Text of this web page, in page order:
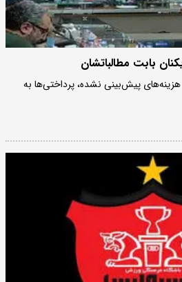
بابت مطالباتشان
پیش‌بینی نشده، پرداختی‌ها به